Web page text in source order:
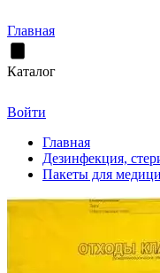
Главная
Каталог
Войти
Главная
Дезинфекция,
Пакеты для